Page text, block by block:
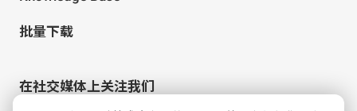
批量下载
在社交媒体上关注我们